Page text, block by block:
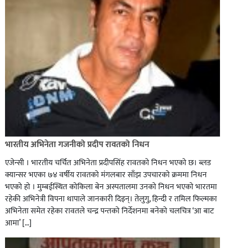
टाउको दुख्नुको मुख्य कारण के के हुन्
कपिलवस्तुको शिवराज ९, हुलाकी राजमार्गमा मोटरसाइकलमा ७
जना सवार गम्भीर जोखिम,
भारतीय अभिनेता गजनीको प्रदीप रावतको निधन
एजेन्सी । भारतीय चर्चित अभिनेता प्रदीपसिंह रावतको निधन भएको छ। ब्लड
क्यान्सर भएका ७४ वर्षीय रावतको मंगलबार साँझ उपचारको क्रममा निधन
भएको हाे । मुम्बईस्थित कोकिला बेन अस्पतालमा उनकाे निधन भएकाे भारतमा
रहेकी अभिनेत्री विपना थापाले जानकारी दिइन्। तेलुगु, हिन्दी र तमिल फिल्मका
अभिनेता समेत रहेका रावतले चन्द्र पन्तको निर्देशनमा बनेको चलचित्र ‘आ बाट
आमा’ […]